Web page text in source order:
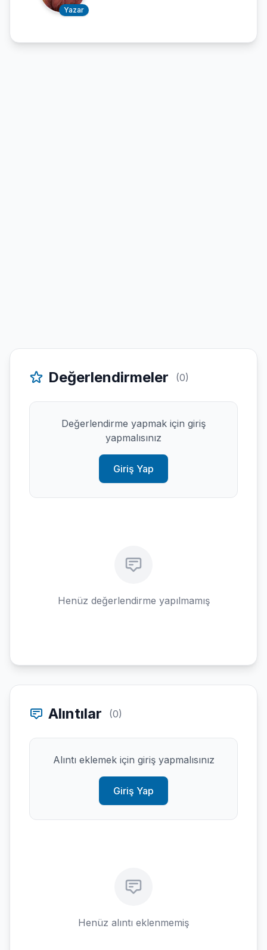
Yazar
Değerlendirmeler (0)
Değerlendirme yapmak için giriş
yapmalısınız
Giriş Yap
Henüz değerlendirme yapılmamış
Alıntılar (0)
Alıntı eklemek için giriş yapmalısınız
Giriş Yap
Henüz alıntı eklenmemiş